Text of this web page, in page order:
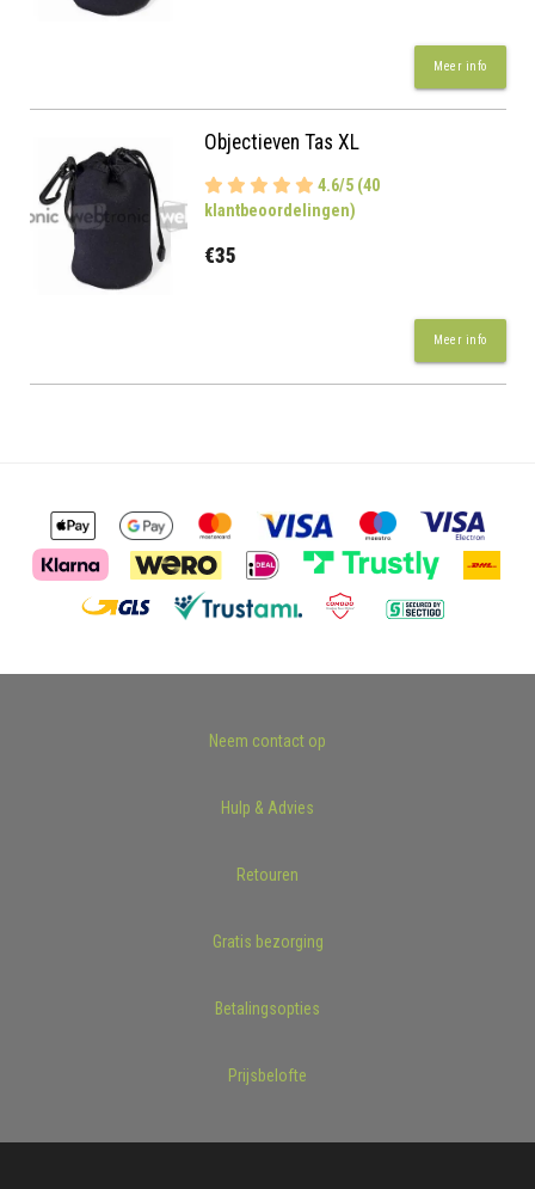
Meer info
Objectieven Tas XL
4.6/5 (40
klantbeoordelingen)
€35
Meer info
Neem contact op
Hulp & Advies
Retouren
Gratis bezorging
Betalingsopties
Prijsbelofte